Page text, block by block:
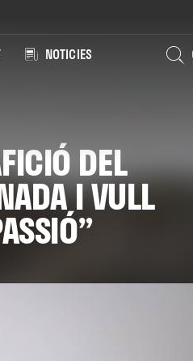
NOTICIES
DEL
I VULL